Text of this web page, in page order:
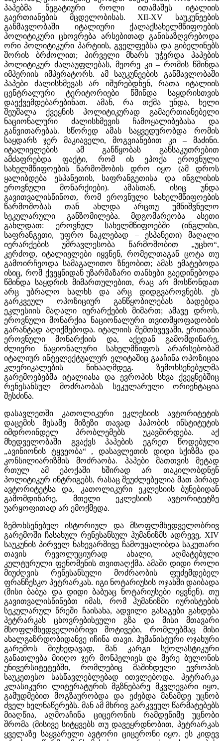
პაპებმა ნეგატიური როლი ითამაშეს იტალიის
გაერთიანების მცდელობისას. XII-XV საუკუნეების
განმავლობაში იტალიური ქალაქსახელმწიფოების
პოლიტიკური ცხოვრება არსებითად განისაზღვრებოდა
ორი პოლიტიკური პარტიის, გველფებსა და გიბელინებს
შორის ბრძოლით; პირველი მხარს უჭერდა პაპების
პოლიტიკურ ძალაუფლებას, მეორე კი – რომის წმინდა
იმპერიის იმპერატორს. ამ საუკუნეების განმავლობაში
პაპები ძალისხმევას არ იშურებდნენ, რათა იტალიის
ცენტრალური ტერიტორიები წმინდა საყდრისთვის
დაექვემდებარებინათ. ამან, რა თქმა უნდა, ხელი
შეუშალა ქვეყნის პოლიტიკურად გამაერთიანებელი
ნაციონალური ძალისხმევის ჩამოყალიბებასა და
განვითარებას. სწორედ ამას საყვედურობდა რომის
საყდარს ჯერ მაკიაველი, მოგვიანებით კი – მაძინი.
იტალიელების ამ განწყობას განსაკუთრებით
ამძაფრებდა ფაქტი, რომ ის ეპოქა ეროვნული
სახელმწიფოების წარმოშობის დრო იყო (ამ დროს
ყალიბდება ესპანეთის, საფრანგეთისა და ინგლისის
ეროვნული მონარქიები). ამასთან, ისიც უნდა
გავითვალისწინოთ, რომ ეროვნული სახელმწიფოების
წარმოშობას თან ახლდა არცთუ უმნიშვნელო
სეკულარული განზომილება. მდგომარეობა ასეთი
გახლდათ: ეროვნულ სახელმწიფოებში (ინგლისი,
საფრანგეთი, უფრო ნაკლებად – ესპანეთი) მაღალი
იერარქების უმრავლესობა წარმოშობით „უცხო“,
კერძოდ, იტალიელები იყვნენ, რომელთაგან ცოტა თუ
გამოირჩეოდა სამაგალითო ზნეობით; ამას ემატებოდა
ისიც, რომ ქვეყნიდან უზარმაზარი თანხები გაედინებოდა
წმინდა საყდრის მიმართულებით, რაც არ მოსწონდათ
არც უბრალო ხალხს და არც დიდგვაროვნებს. ეს
გარკვეულ ოპოზიციურ განწყობილებას ბადებდა
ეკლესიის მაღალი იერარქების მიმართ; ამავე დროს,
ეროვნული მონარქია ნაციონალური თვითმყოფადობის
გარანტად აღიქმებოდა. იტალიის შემთხვევაში, ერთიანი
ეროვნული მონარქიის და, აქედან გამომდინარე,
ძლიერი ნაციონალური სახელმწიფოს არარსებობამ
იტალიურ ინტელექტუალურ ელიტაშიც გააჩინა ოპოზიცია
კლერიკალების წინააღმდეგ. ზემოხსენებულმა
გარემოებებმა იტალიასა და ევროპის სხვა ქვეყნებშიც
რენესანსულ მოძრაობას სეკულარული ორიენტაცია
შესძინა.
დასავლეთში კათოლიკური ეკლესიის ავტორიტეტის
დაცემის მესამე მიზეზი თავად პაპობის ინსტიტუტის
იმდროინდელ პრობლემებს უკავშირდება. აქ
მხედველობაში გვაქვს პაპების ეგრეთ წოდებული
„ავინიონის ტყვეობა“ , დასავლეთის დიდი სქიზმა და
კონსილიარიზმის მოძრაობა. პაპები მათთვის მეტად
რთულ ამ ეპოქაში ხშირად არ თაკილობდნენ
პოლიტიკურ ინტრიგებს, რასაც შეუძლებელია მათ პირად
ავტორიტეტსა და, კათოლიკური ეკლესიის ბუნებიდან
გამომდინარე, მთელი ეკლესიის ავტორიტეტზე
უარყოფითად არ ემოქმედა.
ზემოხსენებულ ისტორიულ და მსოფლმხედველობრივ
გარემოში ჩასახულ რენესანსულ ჰუმანიზმს ადრევე, XIV
საუკუნის პირველ ნახევარშივე ჩამოუყალიბდა საკუთარი
თავის რევოლუციურად ახალი, აღმატებული
კულტურული ფენომენის თვითაღქმა. ამაში დიდი როლი
მიუძღვის რენესანსული მოძრაობის ფუძემდებელ
ფრანჩესკო პეტრარკას. იგი ნოტარიუსის ოჯახში დაიბადა
(მისი ბაბუა და დიდი ბაბუაც ნოტარიუსები იყვნენ). თუ
გავითვალისწინებთ იმას, რომ ჰუმანიზმი იურისტების
სეკულარულ წრეში ჩაისახა, ადვილი გასაგები გახდება
პეტრარკას ცხოვრებისეული გზა და მისი მთავარი
მსოფლმხედველობრივი მოტივები, რომლებმაც მისი
ახალგაზრდობიდანვე იჩინა თავი. ჰუმანისტური ოჯახური
გარემოს მიუხედავად, მან კარგი სქოლასტიკური
განათლება მიიღო ჯერ მონპელიეს და მერე ბულონის
უნივერსიტეტებში, რომლებიც მაშინდელი ევროპის
საუკეთესო სასწავლებლებად ითვლებოდა. პეტრარკა
კლასიკური ლიტერატურის მგზნებარე მკვლევარი იყო,
გამუდმებით მოგზაურობდა და ეძებდა მანამდე უცნობ
ძველ ხელნაწერებს. მან ამ მხრივ გარკვეულ წარმატებებს
მიაღწია, აღმოაჩინა ციცერონის რამდენიმე უცნობი
შრომა (მისივე სიტყვებს თუ დავეყრდნობით, პეტრარკას
ყველაზე საყვარელი ავტორი ციცერონი იყო. ეს კიდევ